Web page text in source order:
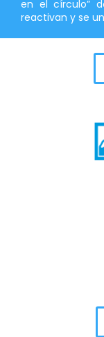
en el círculo”
reactivan y se